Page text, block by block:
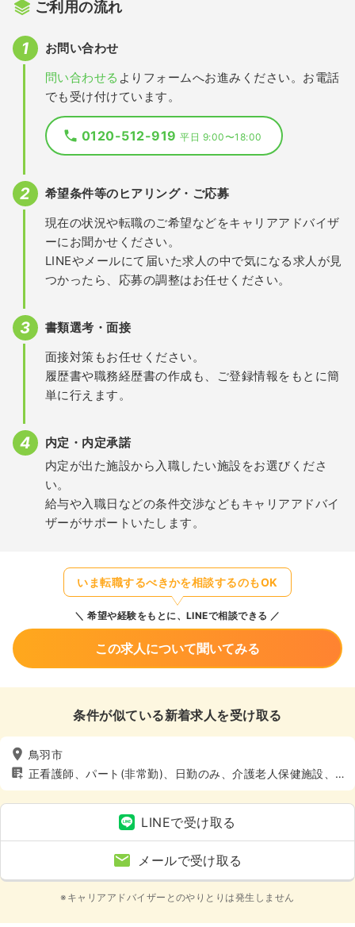
ご利用の流れ
お問い合わせ
問い合わせる よりフォームへお進みください。お電話
でも受け付けています。
0120-512-919平日 9:00〜18:00
希望条件等のヒアリング・ご応募
現在の状況や転職のご希望などをキャリアアドバイザ
ーにお聞かせください。
LINEやメールにて届いた求人の中で気になる求人が見
つかったら、応募の調整はお任せください。
書類選考・面接
面接対策もお任せください。
履歴書や職務経歴書の作成も、ご登録情報をもとに簡
単に行えます。
内定・内定承諾
内定が出た施設から入職したい施設をお選びくださ
い。
給与や入職日などの条件交渉などもキャリアアドバイ
ザーがサポートいたします。
いま転職するべきかを相談するのもOK
希望や経験をもとに、LINEで相談できる
この求人について聞いてみる
条件が似ている新着求人を受け取る
鳥羽市
正看護師、パート(非常勤)、日勤のみ、介護老人保健施設、
介護・福祉系
LINEで受け取る
メールで受け取る
※キャリアアドバイザーとのやりとりは発生しません